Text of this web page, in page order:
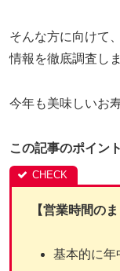
そんな方に向けて
情報を徹底調査し
今年も美味しいお
この記事のポイン
【営業時間のま
基本的に年